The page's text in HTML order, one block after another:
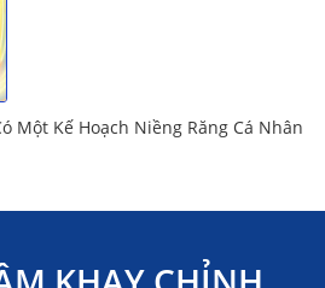
Một Kế Hoạch Niềng Răng Cá Nhân